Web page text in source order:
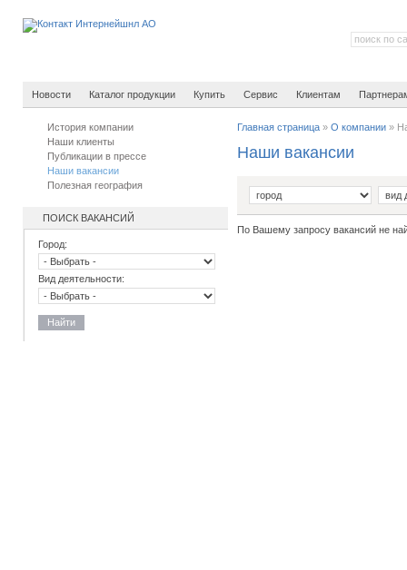
Новости Каталог продукции Купить Сервис Клиентам
История компании
Наши клиенты
Публикации в прессе
Наши вакансии
Полезная география
ПОИСК ВАКАНСИЙ
Город:
Вид деятельности:
Найти
Главная страница »О компании »
Наши вакансии
По Вашему запросу вакансий не